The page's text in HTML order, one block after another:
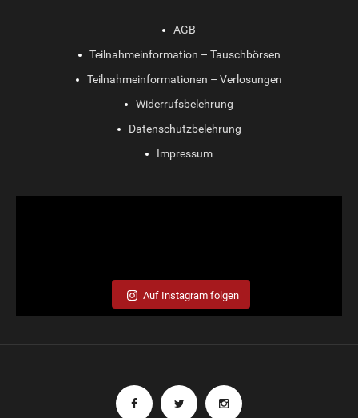
AGB
Teilnahmeinformation – Tauschbörsen
Teilnahmeinformationen – Verlosungen
Widerrufsbelehrung
Datenschutzbelehrung
Impressum
Auf Instagram folgen